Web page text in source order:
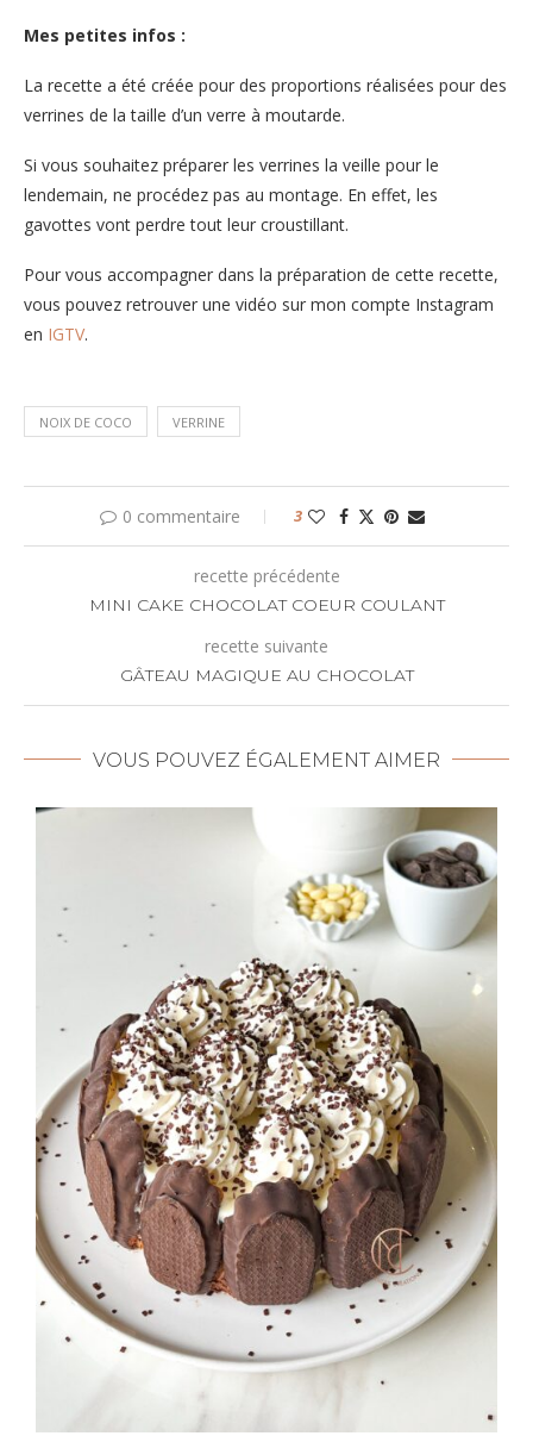
Mes petites infos :
La recette a été créée pour des proportions réalisées pour des
verrines de la taille d’un verre à moutarde.
Si vous souhaitez préparer les verrines la veille pour le
lendemain, ne procédez pas au montage. En effet, les
gavottes vont perdre tout leur croustillant.
Pour vous accompagner dans la préparation de cette recette,
vous pouvez retrouver une vidéo sur mon compte Instagram
en IGTV.
NOIX DE COCO VERRINE
0 commentaire 3
recette précédente
MINI CAKE CHOCOLAT COEUR COULANT
recette suivante
GÂTEAU MAGIQUE AU CHOCOLAT
VOUS POUVEZ ÉGALEMENT AIMER